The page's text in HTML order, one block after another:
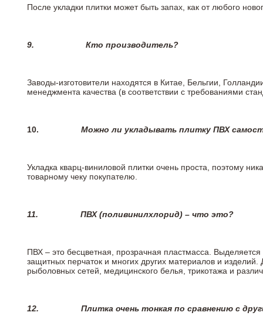
После укладки плитки может быть запах, как от любого
9. Кто производитель?
Заводы-изготовители находятся в Китае, Бельгии,
менеджмента качества (в соответствии с требованиями
10. Можно ли укладывать плитку ПВХ
Укладка кварц-виниловой плитки очень проста, поэтому
товарному чеку покупателю.
11. ПВХ (поливинилхлорид) – что это?
ПВХ – это бесцветная, прозрачная пластмасса.
защитных перчаток и многих других материалов и
рыболовных сетей, медицинского белья, трикотажа и
12. Плитка очень тонкая по сравнению с